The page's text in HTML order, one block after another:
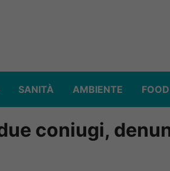
SANITÀ AMBIENTE FOOD
coniugi,